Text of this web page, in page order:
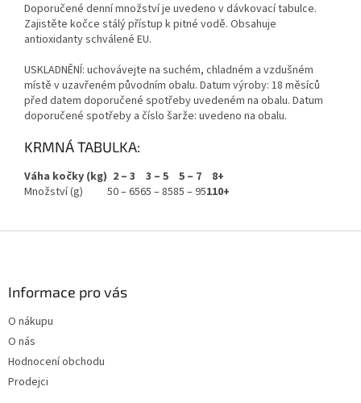
Doporučené denní množství je uvedeno v dávkovací tabulce.
Zajistěte kočce stálý přístup k pitné vodě. Obsahuje
antioxidanty schválené EU.
USKLADNĚNÍ: uchovávejte na suchém, chladném a vzdušném
místě v uzavřeném původním obalu. Datum výroby: 18 měsíců
před datem doporučené spotřeby uvedeném na obalu. Datum
doporučené spotřeby a číslo šarže: uvedeno na obalu.
KRMNÁ TABULKA:
Váha kočky (kg) 2 – 3 3 – 5 5 – 7
8+
Množství (g)
50 – 6565 – 8585 – 95110+
Informace pro vás
O nákupu
O nás
Hodnocení obchodu
Prodejci